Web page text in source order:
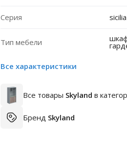
Серия sicilia
Тип мебели
Все характеристики
Все товары Skyland в
Бренд Skyland